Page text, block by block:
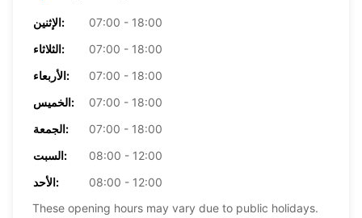
الإثنين:
07:00 - 18:00
الثلاثاء:
07:00 - 18:00
الأربعاء:
07:00 - 18:00
الخميس:
07:00 - 18:00
الجمعة:
07:00 - 18:00
السبت:
08:00 - 12:00
الأحد:
08:00 - 12:00
These opening hours may vary due to public holidays.